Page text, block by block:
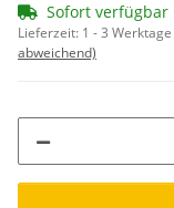
Sofort verfügbar
Lieferzeit: 1 - 3 Werktage
abweichend)